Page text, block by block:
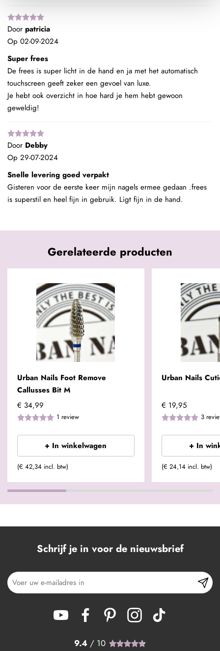
Door patricia
Op 02-09-2024
Super frees
De frees is super licht in de hand en ja met het automatisch
touchscreen geeft zeker een gevoel van luxe.
Je hebt ook overzicht in hoe hard je hem hebt gewoon
geweldig!
Door Debby
Op 29-07-2024
Snelle levering goed verpakt
Gisteren voor de eerste keer mijn nagels ermee gedaan .frees
is superstil en heel fijn in gebruik. Ligt fijn in de hand.
Gerelateerde producten
Urban Nails Foot Remove
Callusses Bit M
€ 34,99
1 review
+ In winkelwagen
(€ 42,34 incl. btw)
Urban Nails
€ 19,95
3
+ In
(€ 24,14 incl. btw)
Schrijf je in voor de nieuwsbrief
9.4 / 10